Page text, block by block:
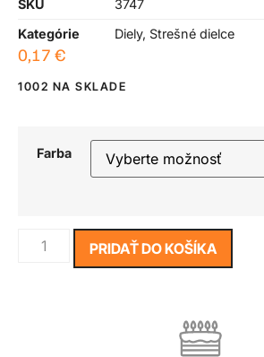
SKU
3747
Kategórie
Diely, Strešné dielce
0,17 €
1002 NA SKLADE
Farba
PRIDAŤ DO KOŠÍKA